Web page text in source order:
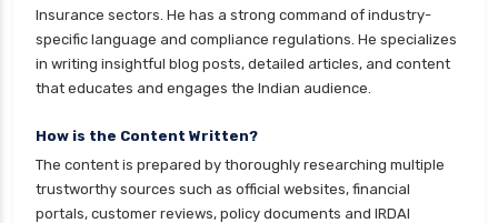
health insurance patna
health insurance portability
health insurance premium calculator
health insurance pune
health insurance rajkot
health insurance renewal process
Insurance sectors. He has a strong command of industry-
specific language and compliance regulations. He specializes
in writing insightful blog posts, detailed articles, and content
that educates and engages the Indian audience.
How is the Content Written?
The content is prepared by thoroughly researching multiple
trustworthy sources such as official websites, financial
portals, customer reviews, policy documents and IRDAI